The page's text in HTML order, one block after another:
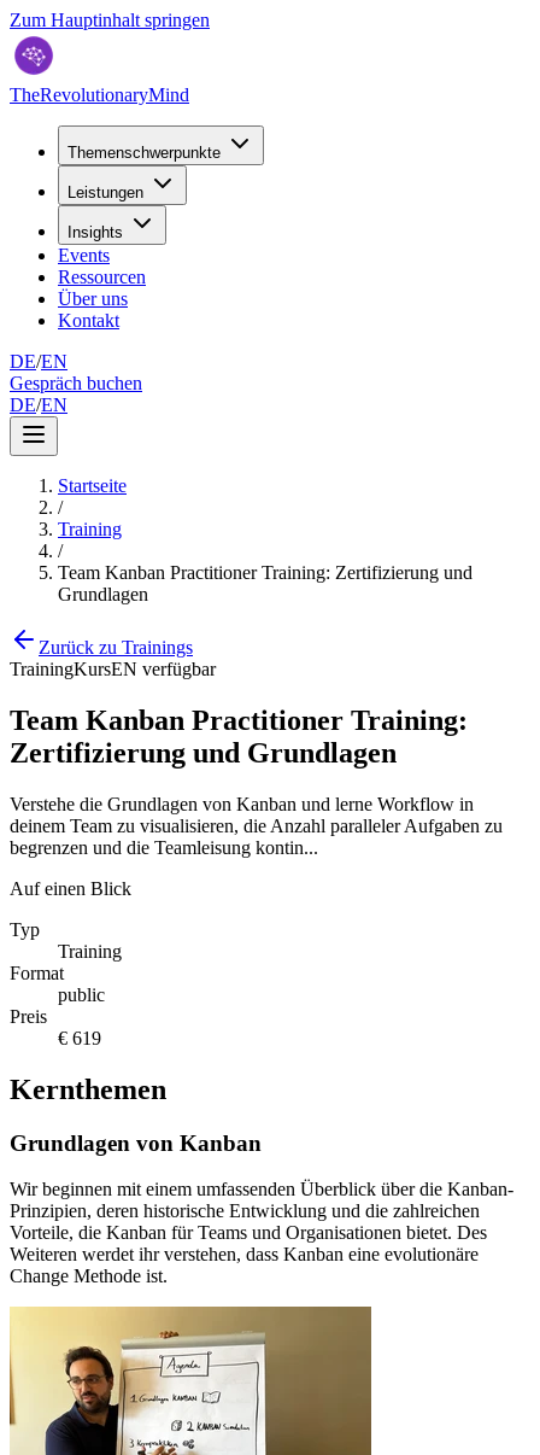
Zum Hauptinhalt springen
TheRevolutionaryMind
Themenschwerpunkte
Leistungen
Insights
Events
Ressourcen
Über uns
Kontakt
DE/EN
Gespräch buchen
DE/EN
Startseite
/
Training
/
Team Kanban Practitioner Training: Zertifizierung und
Grundlagen
Zurück zu Trainings
TrainingKursEN verfügbar
Team Kanban Practitioner Training:
Zertifizierung und Grundlagen
Verstehe die Grundlagen von Kanban und lerne Workflow in
deinem Team zu visualisieren, die Anzahl paralleler Aufgaben zu
begrenzen und die Teamleisung kontin...
Auf einen Blick
Typ
Training
Format
public
Preis
€ 619
Kernthemen
Grundlagen von Kanban
Wir beginnen mit einem umfassenden Überblick über die Kanban-
Prinzipien, deren historische Entwicklung und die zahlreichen
Vorteile, die Kanban für Teams und Organisationen bietet. Des
Weiteren werdet ihr verstehen, dass Kanban eine evolutionäre
Change Methode ist.